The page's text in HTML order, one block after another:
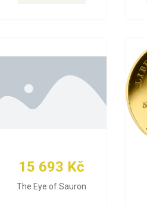
15 693 Kč
The Eye of Sauron